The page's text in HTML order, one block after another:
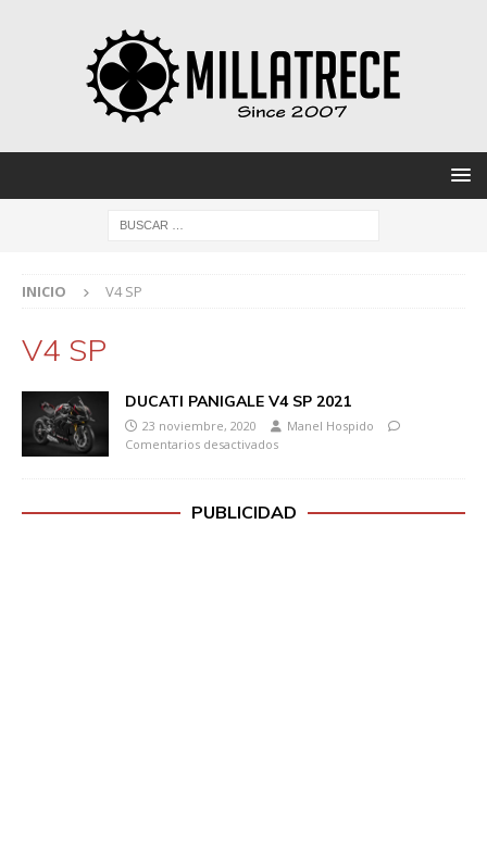
INICIO V4 SP
V4 SP
DUCATI PANIGALE V4 SP 2021
23 noviembre, 2020
Manel Hospido
Comentarios desactivados
PUBLICIDAD